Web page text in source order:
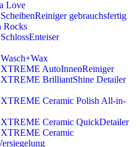
Love
gebrauchsfertig
Rocks
XTREME AutoInnenReiniger
XTREME BrilliantShine Detailer
XTREME Ceramic Polish All-in-
XTREME Ceramic QuickDetailer
XTREME Ceramic